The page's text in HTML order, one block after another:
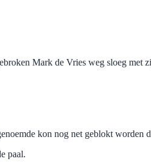
Mark de Vries weg sloeg met
kon nog net geblokt worden
paal.